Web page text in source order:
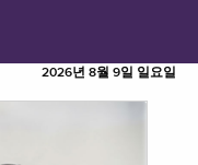
2026년 8월 9일 일요일